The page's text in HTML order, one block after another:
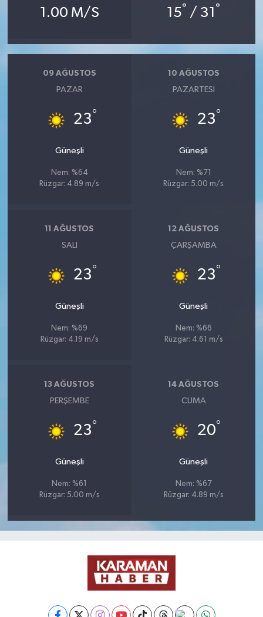
1.00 M/S 15° / 31 °
09 AĞUSTOS
PAZAR
23°
Güneşli
Nem: %64
Rüzgar: 4.89 m/s
10 AĞUSTOS
PAZARTESI
23°
Güneşli
Nem: %71
Rüzgar: 5.00 m/s
11 AĞUSTOS
SALI
23°
Güneşli
Nem: %69
Rüzgar: 4.19 m/s
12 AĞUSTOS
ÇARŞAMBA
23°
Güneşli
Nem: %66
Rüzgar: 4.61 m/s
13 AĞUSTOS
PERŞEMBE
23°
Güneşli
Nem: %61
Rüzgar: 5.00 m/s
14 AĞUSTOS
CUMA
20°
Güneşli
Nem: %67
Rüzgar: 4.89 m/s